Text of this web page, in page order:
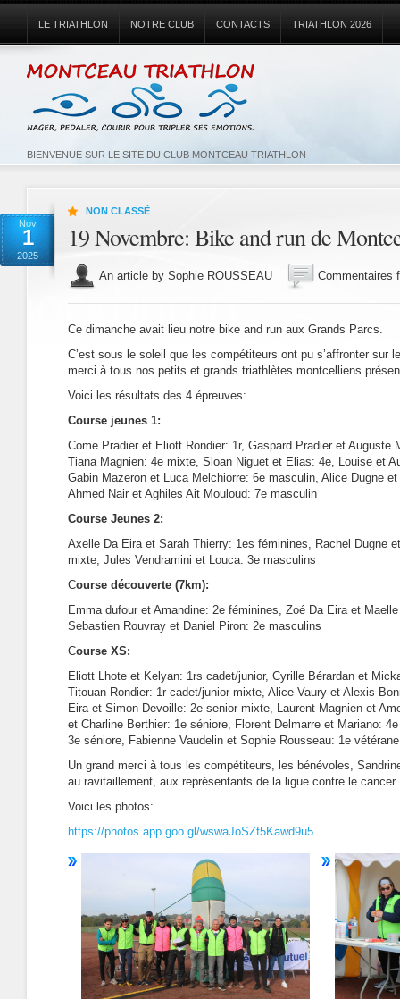
BIENVENUE SUR LE SITE DU CLUB MONTCEAU TRIATHLON
LE TRIATHLON NOTRE CLUB CONTACTS TRIATHLON 2026
Nov
1
2025
NON CLASSÉ
19 Novembre: Bike and run de
An article by Sophie ROUSSEAU Commentaires
Ce dimanche avait lieu notre bike and run aux Grands Parcs.
C’est sous le soleil que les compétiteurs ont pu s’affronter sur
merci à tous nos petits et grands triathlètes montcelliens
Voici les résultats des 4 épreuves:
Course jeunes 1:
Come Pradier et Eliott Rondier: 1r, Gaspard Pradier et Auguste
Tiana Magnien: 4e mixte, Sloan Niguet et Elias: 4e, Louise et
Gabin Mazeron et Luca Melchiorre: 6e masculin, Alice Dugne
Ahmed Nair et Aghiles Ait Mouloud: 7e masculin
Course Jeunes 2:
Axelle Da Eira et Sarah Thierry: 1es féminines, Rachel Dugne
mixte, Jules Vendramini et Louca: 3e masculins
Course découverte (7km):
Emma dufour et Amandine: 2e féminines, Zoé Da Eira et
Sebastien Rouvray et Daniel Piron: 2e masculins
Course XS:
Eliott Lhote et Kelyan: 1rs cadet/junior, Cyrille Bérardan et
Titouan Rondier: 1r cadet/junior mixte, Alice Vaury et Alexis
Eira et Simon Devoille: 2e senior mixte, Laurent Magnien et
et Charline Berthier: 1e séniore, Florent Delmarre et Mariano:
3e séniore, Fabienne Vaudelin et Sophie Rousseau: 1e
Un grand merci à tous les compétiteurs, les bénévoles,
au ravitaillement, aux représentants de la ligue contre le cancer
Voici les photos:
https://photos.app.goo.gl/wswaJoSZf5Kawd9u5